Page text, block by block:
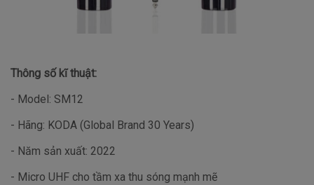
Thông số kĩ thuật:
- Model: SM12
- Hãng: KODA (Global Brand 30 Years)
- Năm sản xuất: 2022
- Micro UHF cho tầm xa thu sóng mạnh mẽ